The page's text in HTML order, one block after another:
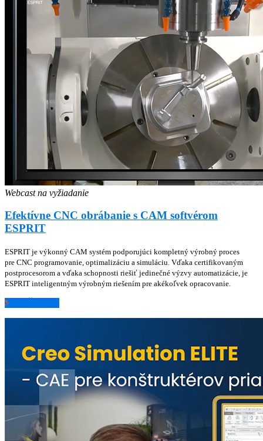
Webcast na vyžiadanie
Efektívne CNC obrábanie s CAM softvérom
ESPRIT
ESPRIT je výkonný CAM systém podporujúci kompletný výrobný proces
pre CNC programovanie, optimalizáciu a simuláciu. Vďaka certifikovaným
postprocesorom a vďaka schopnosti riešiť jedinečné výzvy automatizácie, je
ESPRIT inteligentným výrobným riešením pre akékoľvek opracovanie.
ZISTIŤ VIAC